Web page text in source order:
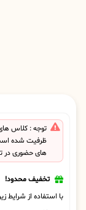
توجه : کلاس
ظرفیت شده است
های حضوری در
تخفیف محدود!
با استفاده از شرایط زیر از 13 درصد تخفیف بهره